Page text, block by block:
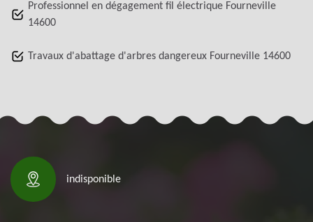
Professionnel en dégagement fil électrique Fourneville
14600
Travaux d'abattage d'arbres dangereux Fourneville 14600
indisponible